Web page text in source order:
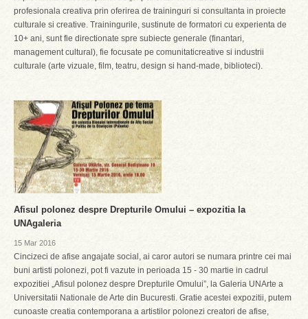
profesionala creativa prin oferirea de traininguri si consultanta in proiecte
culturale si creative. Trainingurile, sustinute de formatori cu experienta de
10+ ani, sunt fie directionate spre subiecte generale (finantari,
management cultural), fie focusate pe comunitaticreative si industrii
culturale (arte vizuale, film, teatru, design si hand-made, biblioteci).
Afisul polonez despre Drepturile Omului – expozitia la
UNAgaleria
15 Mar 2016
Cincizeci de afise angajate social, ai caror autori se numara printre cei mai
buni artisti polonezi, pot fi vazute in perioada 15 - 30 martie in cadrul
expozitiei „Afisul polonez despre Drepturile Omului”, la Galeria UNArte a
Universitatii Nationale de Arte din Bucuresti. Gratie acestei expozitii, putem
cunoaste creatia contemporana a artistilor polonezi creatori de afise,